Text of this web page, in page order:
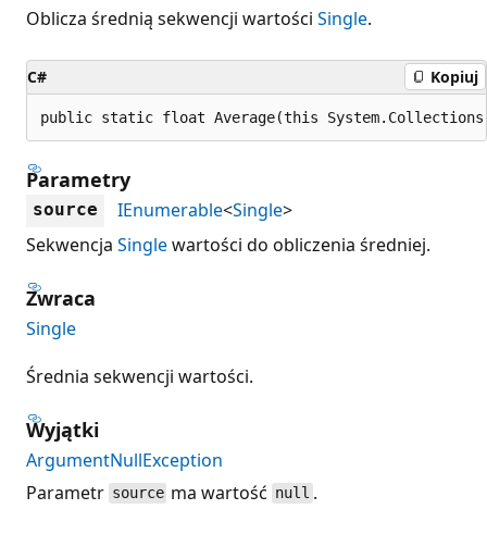
Oblicza średnią sekwencji wartości Single.
C# Kopiuj
public static float Average(this
Parametry
source IEnumerable<Single>
Sekwencja Singlewartości do obliczenia średniej.
Zwraca
Single
Średnia sekwencji wartości.
Wyjątki
ArgumentNullException
Parametr source ma wartość null .